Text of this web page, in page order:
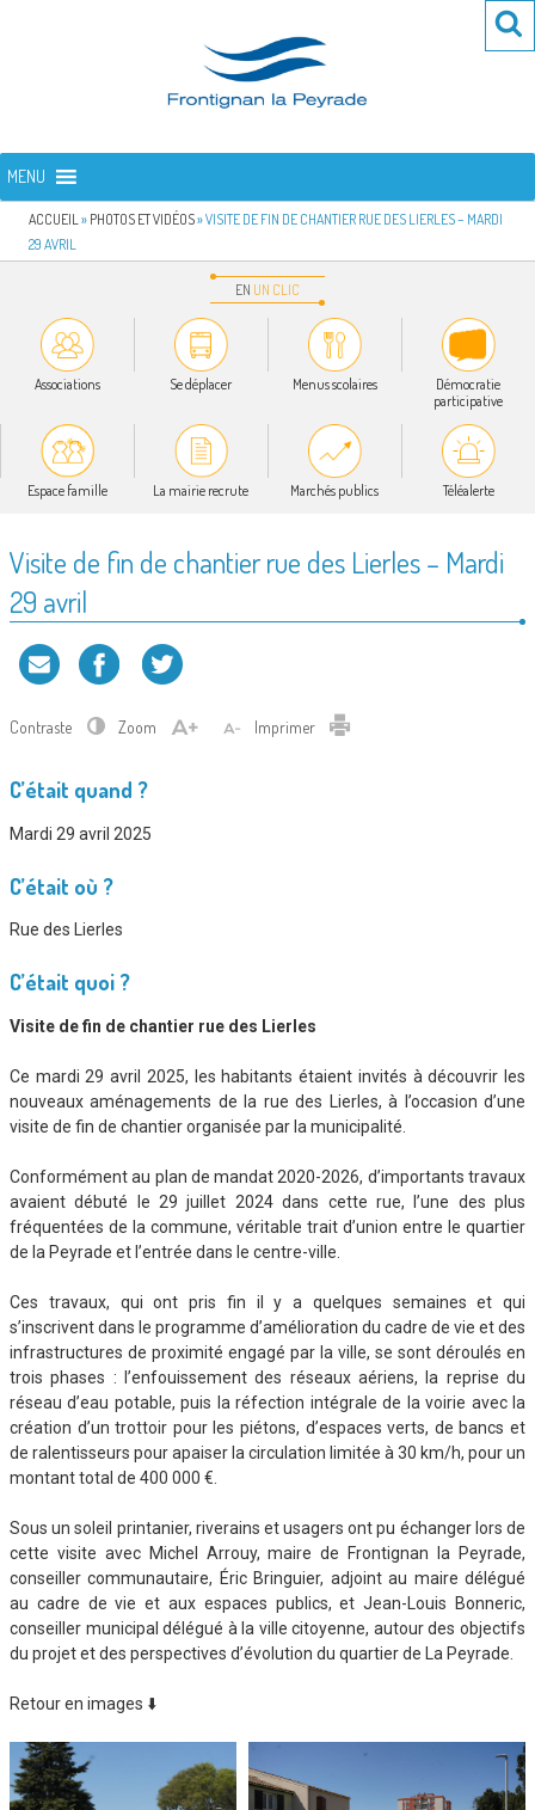
FRONTIGNAN LA PEYRADE
MENU
ACCUEIL » PHOTOS ET VIDÉOS»VISITE DE FIN DE CHANTIER RUE DES LIERLES – MARDI
29 AVRIL
EN UN CLIC
Associations Se déplacer Menus scolaires
Démocratie
participative
Espace famille La mairie recrute Marchés publics Téléalerte
Visite de fin de chantier rue des Lierles – Mardi
29 avril
Contraste Zoom Imprimer
C’était quand ?
Mardi 29 avril 2025
C’était où ?
Rue des Lierles
C’était quoi ?
Visite de fin de chantier rue des Lierles
Ce mardi 29 avril 2025, les habitants étaient invités à découvrir les
nouveaux aménagements de la rue des Lierles, à l’occasion d’une
visite de fin de chantier organisée par la municipalité.
Conformément au plan de mandat 2020-2026, d’importants travaux
avaient débuté le 29 juillet 2024 dans cette rue, l’une des plus
fréquentées de la commune, véritable trait d’union entre le quartier
de la Peyrade et l’entrée dans le centre-ville.
Ces travaux, qui ont pris fin il y a quelques semaines et qui
s’inscrivent dans le programme d’amélioration du cadre de vie et des
infrastructures de proximité engagé par la ville, se sont déroulés en
trois phases : l’enfouissement des réseaux aériens, la reprise du
réseau d’eau potable, puis la réfection intégrale de la voirie avec la
création d’un trottoir pour les piétons, d’espaces verts, de bancs et
de ralentisseurs pour apaiser la circulation limitée à 30 km/h, pour un
montant total de 400 000 €.
Sous un soleil printanier, riverains et usagers ont pu échanger lors de
cette visite avec Michel Arrouy, maire de Frontignan la Peyrade,
conseiller communautaire, Éric Bringuier, adjoint au maire délégué
au cadre de vie et aux espaces publics, et Jean-Louis Bonneric,
conseiller municipal délégué à la ville citoyenne, autour des objectifs
du projet et des perspectives d’évolution du quartier de La Peyrade.
Retour en images ⬇️